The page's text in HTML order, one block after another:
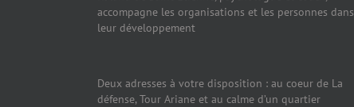
accompagne les organisations et les personnes dans
leur développement
Deux adresses à votre disposition : au coeur de La
défense, Tour Ariane et au calme d’un quartier